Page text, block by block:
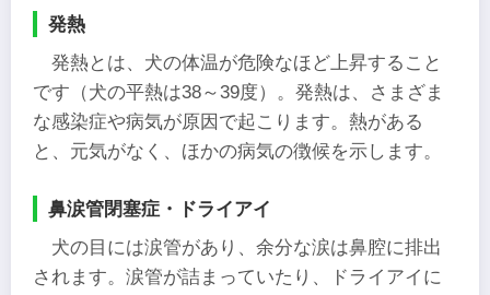
発熱
発熱とは、犬の体温が危険なほど上昇すること
です（犬の平熱は38～39度）。発熱は、さまざま
な感染症や病気が原因で起こります。熱がある
と、元気がなく、ほかの病気の徴候を示します。
鼻涙管閉塞症・ドライアイ
犬の目には涙管があり、余分な涙は鼻腔に排出
されます。涙管が詰まっていたり、ドライアイに